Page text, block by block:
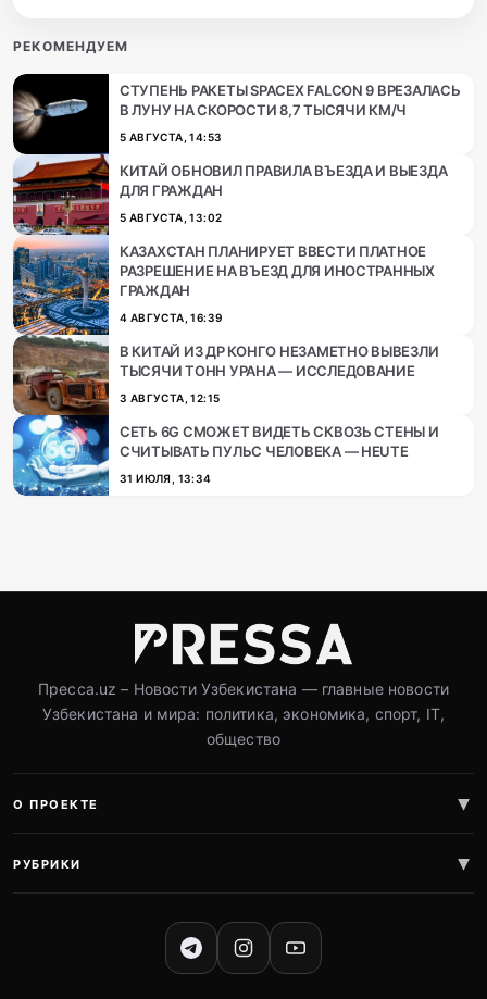
РЕКОМЕНДУЕМ
СТУПЕНЬ РАКЕТЫ SPACEX FALCON 9 ВРЕЗАЛАСЬ
В ЛУНУ НА СКОРОСТИ 8,7 ТЫСЯЧИ КМ/Ч
5 АВГУСТА, 14:53
КИТАЙ ОБНОВИЛ ПРАВИЛА ВЪЕЗДА И ВЫЕЗДА
ДЛЯ ГРАЖДАН
5 АВГУСТА, 13:02
КАЗАХСТАН ПЛАНИРУЕТ ВВЕСТИ ПЛАТНОЕ
РАЗРЕШЕНИЕ НА ВЪЕЗД ДЛЯ ИНОСТРАННЫХ
ГРАЖДАН
4 АВГУСТА, 16:39
В КИТАЙ ИЗ ДР КОНГО НЕЗАМЕТНО ВЫВЕЗЛИ
ТЫСЯЧИ ТОНН УРАНА — ИССЛЕДОВАНИЕ
3 АВГУСТА, 12:15
СЕТЬ 6G СМОЖЕТ ВИДЕТЬ СКВОЗЬ СТЕНЫ И
СЧИТЫВАТЬ ПУЛЬС ЧЕЛОВЕКА — HEUTE
31 ИЮЛЯ, 13:34
Пресса.uz – Новости Узбекистана — главные новости
Узбекистана и мира: политика, экономика, спорт, IT,
общество
О ПРОЕКТЕ
РУБРИКИ